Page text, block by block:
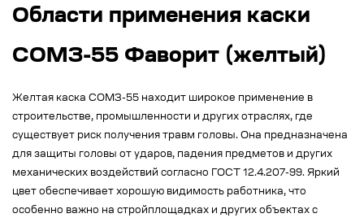
Области применения каски
СОМЗ-55 Фаворит (желтый)
Желтая каска СОМЗ-55 находит широкое применение в
строительстве, промышленности и других отраслях, где
существует риск получения травм головы. Она предназначена
для защиты головы от ударов, падения предметов и других
механических воздействий согласно ГОСТ 12.4.207-99. Яркий
цвет обеспечивает хорошую видимость работника, что
особенно важно на стройплощадках и других объектах с